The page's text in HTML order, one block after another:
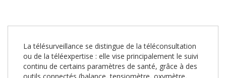
La télésurveillance se distingue de la téléconsultation
ou de la téléexpertise : elle vise principalement le suivi
continu de certains paramètres de santé, grâce à des